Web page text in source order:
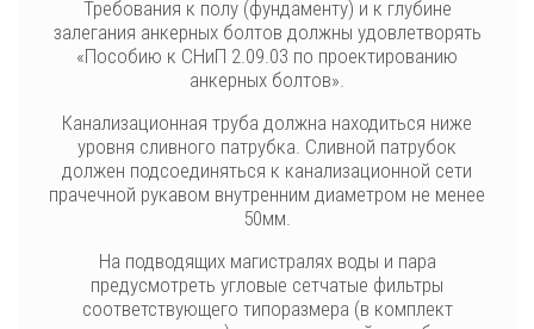
Требования к полу (фундаменту) и к глубине
залегания анкерных болтов должны удовлетворять
«Пособию к СНиП 2.09.03 по проектированию
анкерных болтов».
Канализационная труба должна находиться ниже
уровня сливного патрубка. Сливной патрубок
должен подсоединяться к канализационной сети
прачечной рукавом внутренним диаметром не менее
50мм.
На подводящих магистралях воды и пара
предусмотреть угловые сетчатые фильтры
соответствующего типоразмера (в комплект